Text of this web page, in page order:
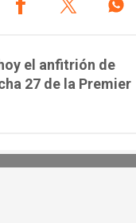
el anfitrión de
27 de la Premier